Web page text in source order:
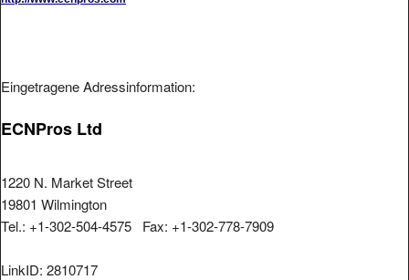
Eingetragene Adressinformation:
ECNPros Ltd
1220 N. Market Street
19801 Wilmington
Tel.: +1-302-504-4575 Fax: +1-302-778-7909
LinkID: 2810717